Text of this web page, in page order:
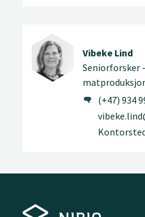
Vibeke Lind
Seniorforsker
(+47) 934